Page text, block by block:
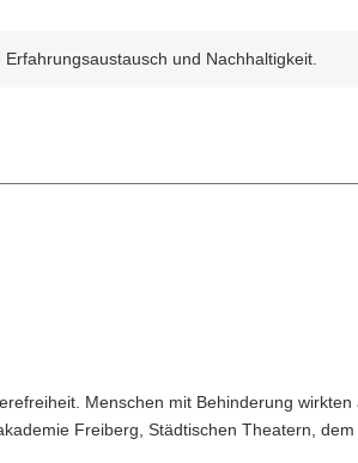
und Nachhaltigkeit.
Menschen mit Behinderung wirkten
Freiberg, Städtischen Theatern, dem